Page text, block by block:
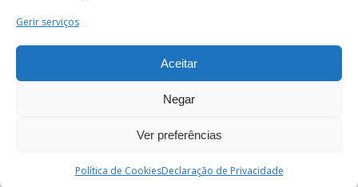
Gerir serviços
Aceitar
Negar
Ver preferências
Política de CookiesDeclaração de Privacidade
Termos e Condições
os direitos reservados.